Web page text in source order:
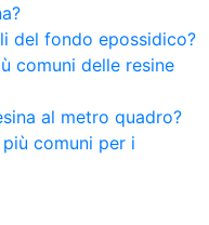
del fondo epossidico?
comuni delle resine
al metro quadro?
comuni per i